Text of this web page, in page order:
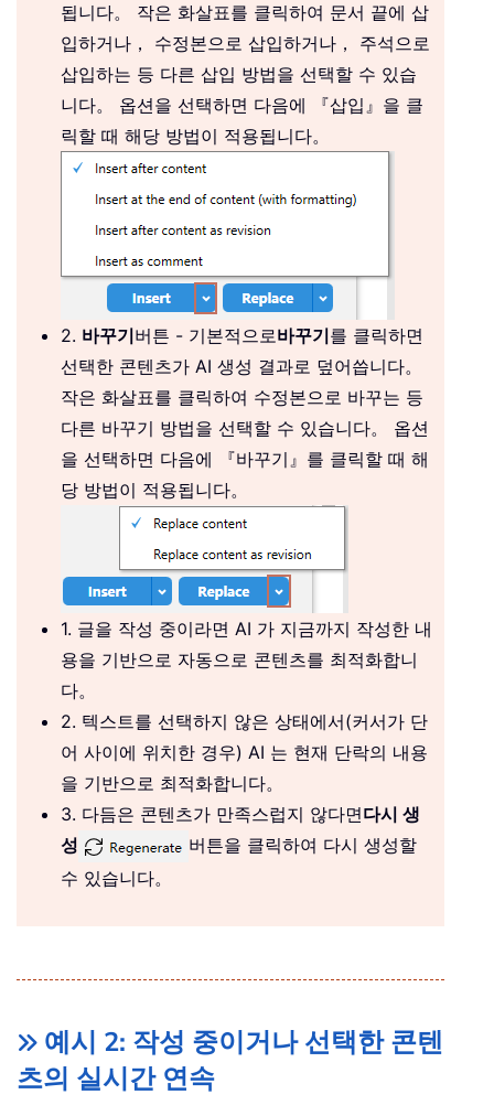
됩니다。 작은 화살표를 클릭하여 문서 끝에 삽
입하거나， 수정본으로 삽입하거나， 주석으로
삽입하는 등 다른 삽입 방법을 선택할 수 있습
니다。 옵션을 선택하면 다음에 『삽입』을 클
릭할 때 해당 방법이 적용됩니다。
2. 바꾸기버튼 - 기본적으로바꾸기를 클릭하면
선택한 콘텐츠가 AI 생성 결과로 덮어씁니다。
작은 화살표를 클릭하여 수정본으로 바꾸는 등
다른 바꾸기 방법을 선택할 수 있습니다。 옵션
을 선택하면 다음에 『바꾸기』를 클릭할 때 해
당 방법이 적용됩니다。
1. 글을 작성 중이라면 AI 가 지금까지 작성한 내
용을 기반으로 자동으로 콘텐츠를 최적화합니
다。
2. 텍스트를 선택하지 않은 상태에서(커서가 단
어 사이에 위치한 경우) AI 는 현재 단락의 내용
을 기반으로 최적화합니다。
3. 다듬은 콘텐츠가 만족스럽지 않다면다시 생
성
버튼을 클릭하여 다시 생성할
수 있습니다。
예시 2: 작성 중이거나 선택한 콘텐
츠의 실시간 연속